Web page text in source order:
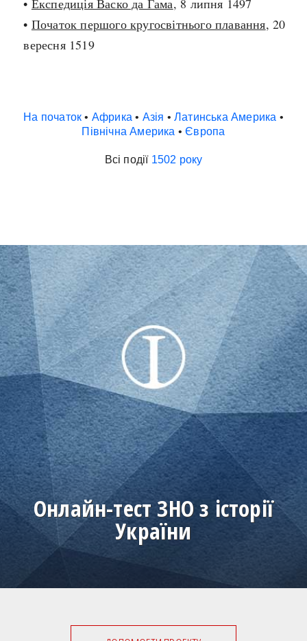
• Експедиція Васко да Гама, 8 липня 1497
• Початок першого кругосвітнього плавання, 20
вересня 1519
На початок • Африка • Азія • Латинська Америка •
Північна Америка •Європа
Всі події 1502 року
Онлайн-тест ЗНО з історії
України